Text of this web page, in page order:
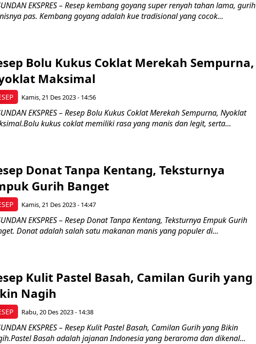
EKSPRES – Resep kembang goyang super renyah tahan lama, gurih
pas. Kembang goyang adalah kue tradisional yang cocok...
Bolu Kukus Coklat Merekah Sempurna,
Maksimal
Kamis, 21 Des 2023 - 14:56
EKSPRES – Resep Bolu Kukus Coklat Merekah Sempurna, Nyoklat
kukus coklat memiliki rasa yang manis dan legit, serta...
Donat Tanpa Kentang, Teksturnya
Gurih Banget
Kamis, 21 Des 2023 - 14:47
EKSPRES – Resep Donat Tanpa Kentang, Teksturnya Empuk Gurih
Donat adalah salah satu makanan manis yang populer di...
Kulit Pastel Basah, Camilan Gurih yang
Nagih
Rabu, 20 Des 2023 - 14:38
EKSPRES – Resep Kulit Pastel Basah, Camilan Gurih yang Bikin
Basah adalah jajanan Indonesia yang beraroma dan dikenal...